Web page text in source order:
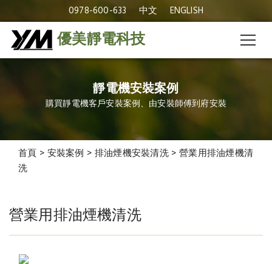
0978-600-633 中文 ENGLISH
優美靜電科技
靜電機安裝案例
購買靜電機客戶安裝案例、由安裝師傅到府安裝
首頁 > 安裝案例 > 排油煙機安裝清洗 > 營業用排油煙機清
洗
營業用排油煙機清洗
營業用排油煙機清洗